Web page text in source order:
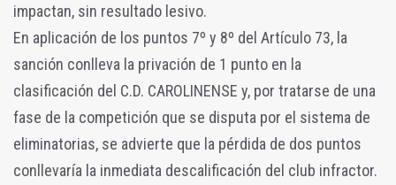
impactan, sin resultado lesivo.
En aplicación de los puntos 7º y 8º del Artículo 73, la
sanción conlleva la privación de 1 punto en la
clasificación del C.D. CAROLINENSE y, por tratarse de una
fase de la competición que se disputa por el sistema de
eliminatorias, se advierte que la pérdida de dos puntos
conllevaría la inmediata descalificación del club infractor.